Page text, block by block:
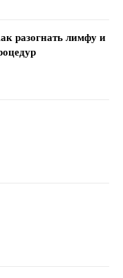
разогнать лимфу и